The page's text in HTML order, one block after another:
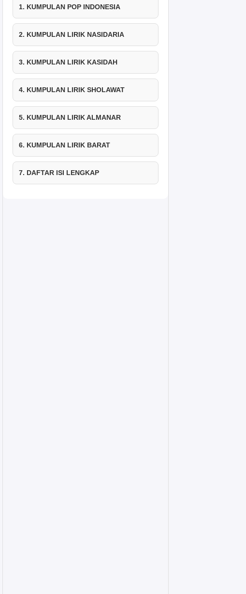
1. KUMPULAN POP INDONESIA
2. KUMPULAN LIRIK NASIDARIA
3. KUMPULAN LIRIK KASIDAH
4. KUMPULAN LIRIK SHOLAWAT
5. KUMPULAN LIRIK ALMANAR
6. KUMPULAN LIRIK BARAT
7. DAFTAR ISI LENGKAP